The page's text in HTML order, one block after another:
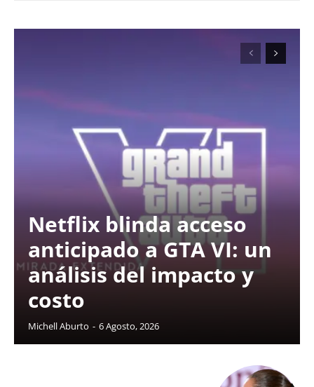
Netflix blinda acceso
anticipado a GTA VI: un
análisis del impacto y
costo
Michell Aburto - 6 Agosto, 2026